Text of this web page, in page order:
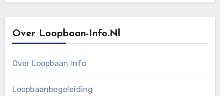
Over Loopbaan-Info.nl
Over Loopbaan Info
Loopbaanbegeleiding